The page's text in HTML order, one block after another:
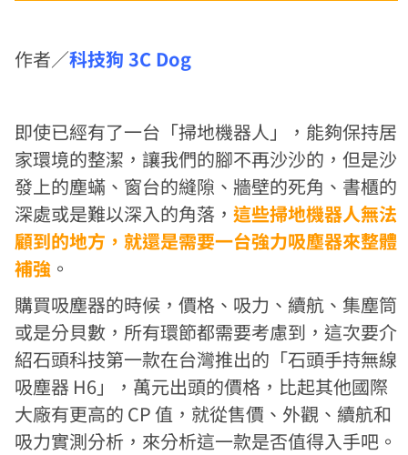
作者／科技狗 3C Dog
即使已經有了一台「掃地機器人」，能夠保持居
家環境的整潔，讓我們的腳不再沙沙的，但是沙
發上的塵蟎、窗台的縫隙、牆壁的死角、書櫃的
深處或是難以深入的角落，這些掃地機器人無法
顧到的地方，就還是需要一台強力吸塵器來整體
補強 。
購買吸塵器的時候，價格、吸力、續航、集塵筒
或是分貝數，所有環節都需要考慮到，這次要介
紹石頭科技第一款在台灣推出的「石頭手持無線
吸塵器 H6」，萬元出頭的價格，比起其他國際
大廠有更高的 CP 值，就從售價、外觀、續航和
吸力實測分析，來分析這一款是否值得入手吧。